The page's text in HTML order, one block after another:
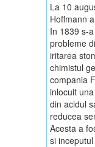
La 10
Hoffmann
In 1839 s-
probleme
iritarea
chimistul
compania
inlocuit
din acidul
reducea
Acesta a
si